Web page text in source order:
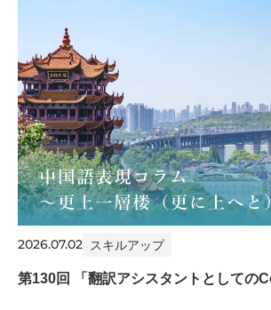
2026.07.02 スキルアップ
第130回 「翻訳アシスタントとしての